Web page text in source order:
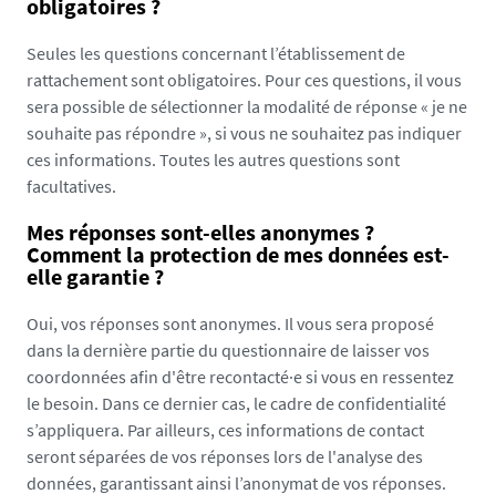
-
v
d
-
u
-
n
e
w
s
a
g
e
n
d
a
-
obligatoires ?
Seules les questions concernant l’établissement de
rattachement sont obligatoires. Pour ces questions, il vous
sera possible de sélectionner la modalité de réponse « je ne
souhaite pas répondre », si vous ne souhaitez pas indiquer
ces informations. Toutes les autres questions sont
facultatives.
Mes réponses sont-elles anonymes ?
Comment la protection de mes données est-
elle garantie ?
Oui, vos réponses sont anonymes. Il vous sera proposé
dans la dernière partie du questionnaire de laisser vos
coordonnées afin d'être recontacté·e si vous en ressentez
le besoin. Dans ce dernier cas, le cadre de confidentialité
s’appliquera. Par ailleurs, ces informations de contact
seront séparées de vos réponses lors de l'analyse des
données, garantissant ainsi l’anonymat de vos réponses.